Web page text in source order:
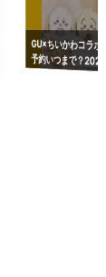
GU×ちいかわコラ
予約いつまで？
ーチやショルダー